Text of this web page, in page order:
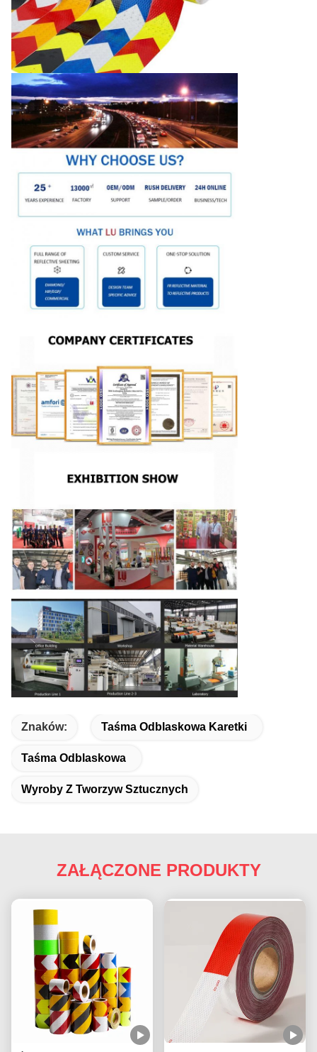
Znaków: Taśma Odblaskowa Karetki
Taśma Odblaskowa
Wyroby Z Tworzyw Sztucznych
ZAŁĄCZONE PRODUKTY